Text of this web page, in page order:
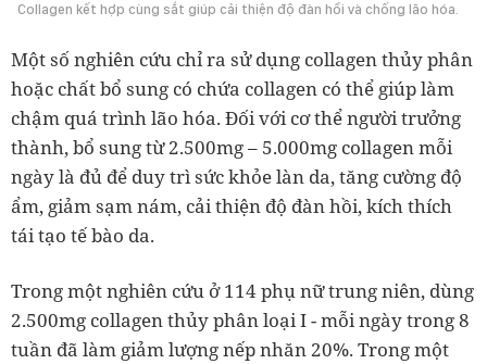
Collagen kết hợp cùng sắt giúp cải thiện độ đàn hồi và chống lão hóa.
Một số nghiên cứu chỉ ra sử dụng collagen thủy phân
hoặc chất bổ sung có chứa collagen có thể giúp làm
chậm quá trình lão hóa. Đối với cơ thể người trưởng
thành, bổ sung từ 2.500mg – 5.000mg collagen mỗi
ngày là đủ để duy trì sức khỏe làn da, tăng cường độ
ẩm, giảm sạm nám, cải thiện độ đàn hồi, kích thích
tái tạo tế bào da.
Trong một nghiên cứu ở 114 phụ nữ trung niên, dùng
2.500mg collagen thủy phân loại I - mỗi ngày trong 8
tuần đã làm giảm lượng nếp nhăn 20%. Trong một